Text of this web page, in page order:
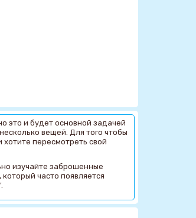
это и будет основной задачей
вещей. Для того чтобы
пересмотреть свой
изучайте заброшенные
часто появляется